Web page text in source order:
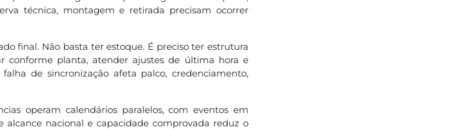
técnica, montagem e retirada precisam ocorrer
final. Não basta ter estoque. É preciso ter estrutura
conforme planta, atender ajustes de última hora e
de sincronização afeta palco, credenciamento,
operam calendários paralelos, com eventos em
alcance nacional e capacidade comprovada reduz o